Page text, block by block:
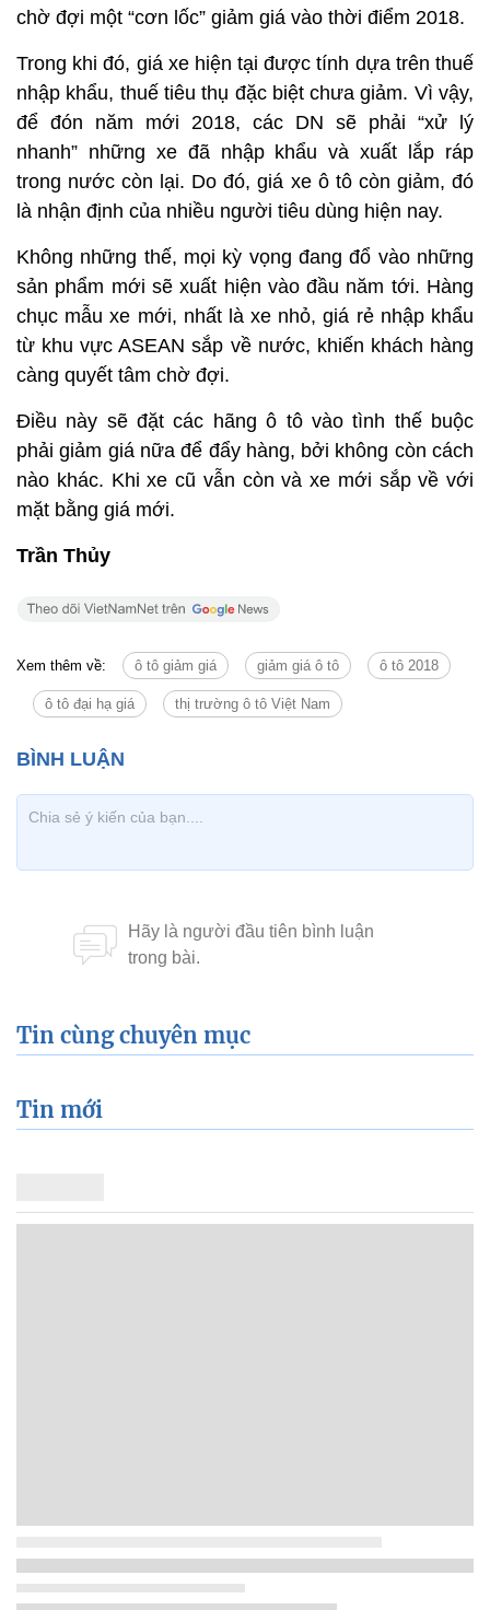
chờ đợi một “cơn lốc” giảm giá vào thời điểm 2018.
Trong khi đó, giá xe hiện tại được tính dựa trên thuế
nhập khẩu, thuế tiêu thụ đặc biệt chưa giảm. Vì vậy,
để đón năm mới 2018, các DN sẽ phải “xử lý
nhanh” những xe đã nhập khẩu và xuất lắp ráp
trong nước còn lại. Do đó, giá xe ô tô còn giảm, đó
là nhận định của nhiều người tiêu dùng hiện nay.
Không những thế, mọi kỳ vọng đang đổ vào những
sản phẩm mới sẽ xuất hiện vào đầu năm tới. Hàng
chục mẫu xe mới, nhất là xe nhỏ, giá rẻ nhập khẩu
từ khu vực ASEAN sắp về nước, khiến khách hàng
càng quyết tâm chờ đợi.
Điều này sẽ đặt các hãng ô tô vào tình thế buộc
phải giảm giá nữa để đẩy hàng, bởi không còn cách
nào khác. Khi xe cũ vẫn còn và xe mới sắp về với
mặt bằng giá mới.
Trần Thủy
Xem thêm về: ô tô giảm giá giảm giá ô tô ô tô 2018
ô tô đại hạ giá thị trường ô tô Việt Nam
Tin cùng chuyên mục
Tin mới